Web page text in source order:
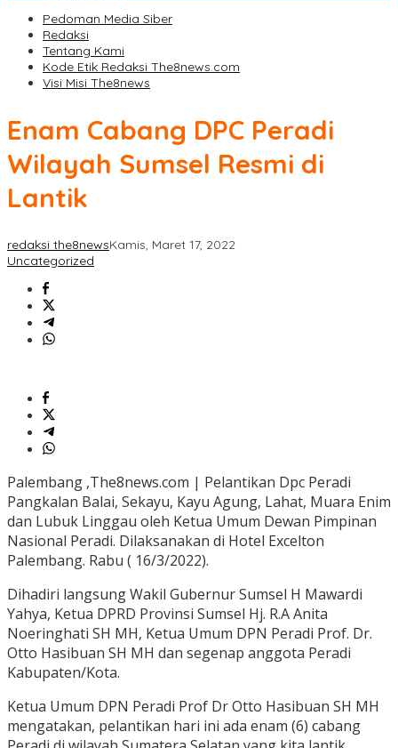
Pedoman Media Siber
Redaksi
Tentang Kami
Kode Etik Redaksi The8news.com
Visi Misi The8news
Enam Cabang DPC Peradi
Wilayah Sumsel Resmi di
Lantik
redaksi the8newsKamis, Maret 17, 2022
Uncategorized
Palembang ,The8news.com | Pelantikan Dpc Peradi
Pangkalan Balai, Sekayu, Kayu Agung, Lahat, Muara Enim
dan Lubuk Linggau oleh Ketua Umum Dewan Pimpinan
Nasional Peradi. Dilaksanakan di Hotel Excelton
Palembang. Rabu ( 16/3/2022).
Dihadiri langsung Wakil Gubernur Sumsel H Mawardi
Yahya, Ketua DPRD Provinsi Sumsel Hj. R.A Anita
Noeringhati SH MH, Ketua Umum DPN Peradi Prof. Dr.
Otto Hasibuan SH MH dan segenap anggota Peradi
Kabupaten/Kota.
Ketua Umum DPN Peradi Prof Dr Otto Hasibuan SH MH
mengatakan, pelantikan hari ini ada enam (6) cabang